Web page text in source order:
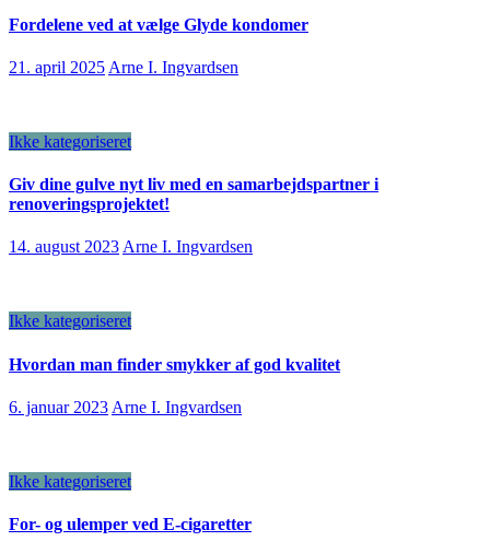
Fordelene ved at vælge Glyde kondomer
21. april 2025 Arne I. Ingvardsen
Ikke kategoriseret
Giv dine gulve nyt liv med en samarbejdspartner i
renoveringsprojektet!
14. august 2023 Arne I. Ingvardsen
Ikke kategoriseret
Hvordan man finder smykker af god kvalitet
6. januar 2023 Arne I. Ingvardsen
Ikke kategoriseret
For- og ulemper ved E-cigaretter